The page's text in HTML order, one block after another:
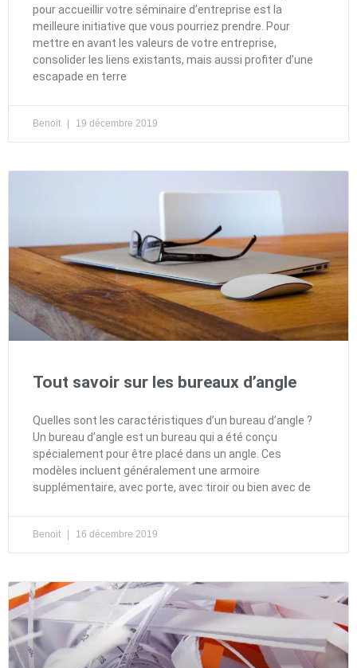
pour accueillir votre séminaire d’entreprise est la
meilleure initiative que vous pourriez prendre. Pour
mettre en avant les valeurs de votre entreprise,
consolider les liens existants, mais aussi profiter d’une
escapade en terre
Benoit 19 décembre 2019
Tout savoir sur les bureaux d’angle
Quelles sont les caractéristiques d’un bureau d’angle ?
Un bureau d’angle est un bureau qui a été conçu
spécialement pour être placé dans un angle. Ces
modèles incluent généralement une armoire
supplémentaire, avec porte, avec tiroir ou bien avec de
Benoit 16 décembre 2019